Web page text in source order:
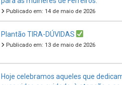
Publicado em: 13 de maio de 2026
amor ao próximo.